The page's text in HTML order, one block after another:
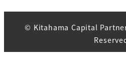
© Kitahama Capital